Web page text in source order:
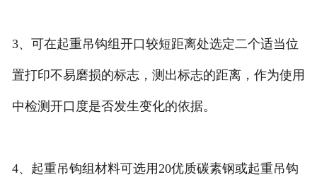
3、可在起重吊钩组开口较短距离处选定二个适当位
置打印不易磨损的标志，测出标志的距离，作为使用
中检测开口度是否发生变化的依据。
4、起重吊钩组材料可选用20优质碳素钢或起重吊钩